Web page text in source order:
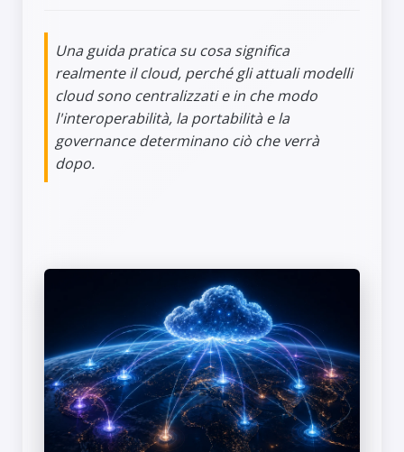
Una guida pratica su cosa significa
realmente il cloud, perché gli attuali modelli
cloud sono centralizzati e in che modo
l'interoperabilità, la portabilità e la
governance determinano ciò che verrà
dopo.